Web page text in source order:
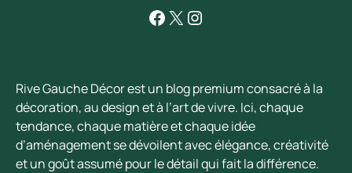
Facebook
X Instagram
Rive Gauche Décor est un blog premium consacré à la
décoration, au design et à l’art de vivre. Ici, chaque
tendance, chaque matière et chaque idée
d’aménagement se dévoilent avec élégance, créativité
et un goût assumé pour le détail qui fait la différence.